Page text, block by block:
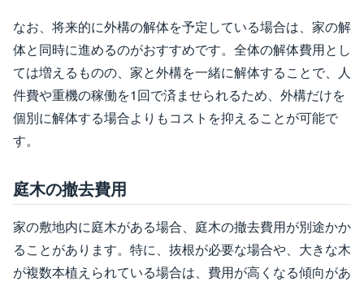
なお、将来的に外構の解体を予定している場合は、家の解
体と同時に進めるのがおすすめです。全体の解体費用とし
ては増えるものの、家と外構を一緒に解体することで、人
件費や重機の稼働を1回で済ませられるため、外構だけを
個別に解体する場合よりもコストを抑えることが可能で
す。
庭木の撤去費用
家の敷地内に庭木がある場合、庭木の撤去費用が別途かか
ることがあります。特に、抜根が必要な場合や、大きな木
が複数本植えられている場合は、費用が高くなる傾向があ